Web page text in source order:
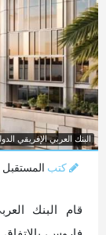
البنك العربي الإفريقي
كتب المستقبل
قام البنك